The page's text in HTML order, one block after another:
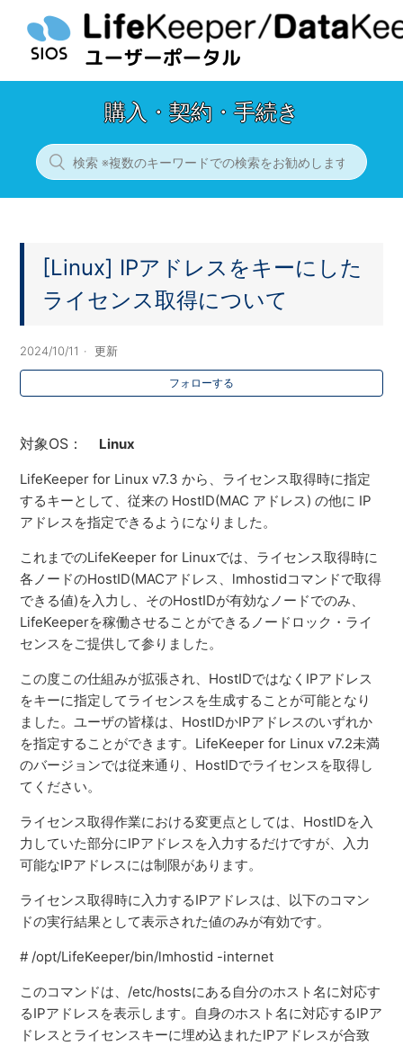
購入・契約・手続き
[Linux] IPアドレスをキーにした
ライセンス取得について
2024/10/11 更新
フォローする
対象OS： Linux
LifeKeeper for Linux v7.3 から、ライセンス取得時に指定
するキーとして、従来の HostID(MAC アドレス) の他に IP
アドレスを指定できるようになりました。
これまでのLifeKeeper for Linuxでは、ライセンス取得時に
各ノードのHostID(MACアドレス、lmhostidコマンドで取得
できる値)を入力し、そのHostIDが有効なノードでのみ、
LifeKeeperを稼働させることができるノードロック・ライ
センスをご提供して参りました。
この度この仕組みが拡張され、HostIDではなくIPアドレス
をキーに指定してライセンスを生成することが可能となり
ました。ユーザの皆様は、HostIDかIPアドレスのいずれか
を指定することができます。LifeKeeper for Linux v7.2未満
のバージョンでは従来通り、HostIDでライセンスを取得し
てください。
ライセンス取得作業における変更点としては、HostIDを入
力していた部分にIPアドレスを入力するだけですが、入力
可能なIPアドレスには制限があります。
ライセンス取得時に入力するIPアドレスは、以下のコマン
ドの実行結果として表示された値のみが有効です。
# /opt/LifeKeeper/bin/lmhostid -internet
このコマンドは、/etc/hostsにある自分のホスト名に対応す
るIPアドレスを表示します。自身のホスト名に対応するIPア
ドレスとライセンスキーに埋め込まれたIPアドレスが合致